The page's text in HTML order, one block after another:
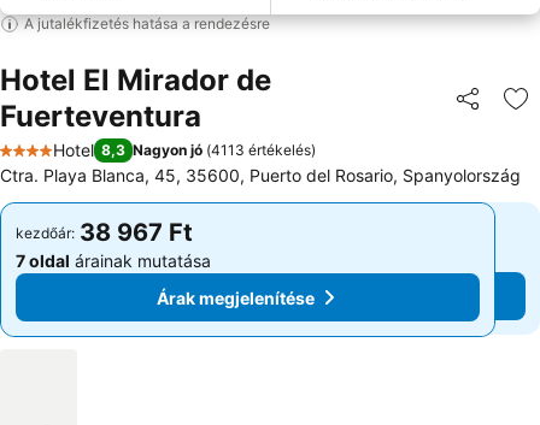
A jutalékfizetés hatása a rendezésre
Hotel El Mirador de
Fuerteventura
4 Kategória
Hotel 8,3 Nagyon jó (4113 értékelés)
Ctra. Playa Blanca, 45, 35600, Puerto del Rosario, Spanyolország
kezdőár: 38 967 Ft
7 oldal árainak mutatása
Árak megjelenítése
kezdőár: 38 967 Ft
7 oldal árainak mutatása
Árak megjelenítése